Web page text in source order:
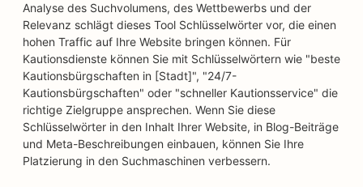
Analyse des Suchvolumens, des Wettbewerbs und der
Relevanz schlägt dieses Tool Schlüsselwörter vor, die einen
hohen Traffic auf Ihre Website bringen können. Für
Kautionsdienste können Sie mit Schlüsselwörtern wie "beste
Kautionsbürgschaften in [Stadt]", "24/7-
Kautionsbürgschaften" oder "schneller Kautionsservice" die
richtige Zielgruppe ansprechen. Wenn Sie diese
Schlüsselwörter in den Inhalt Ihrer Website, in Blog-Beiträge
und Meta-Beschreibungen einbauen, können Sie Ihre
Platzierung in den Suchmaschinen verbessern.